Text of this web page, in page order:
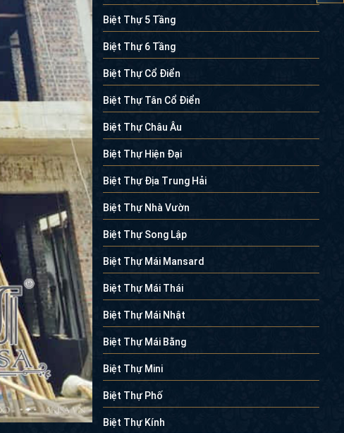
Biệt Thự 5 Tầng
Biệt Thự 6 Tầng
Biệt Thự Cổ Điển
Biệt Thự Tân Cổ Điển
Biệt Thự Châu Âu
Biệt Thự Hiện Đại
Biệt Thự Địa Trung Hải
Biệt Thự Nhà Vườn
Biệt Thự Song Lập
Biệt Thự Mái Mansard
Biệt Thự Mái Thái
Biệt Thự Mái Nhật
Biệt Thự Mái Bằng
Biệt Thự Mini
Biệt Thự Phố
Biệt Thự Kính